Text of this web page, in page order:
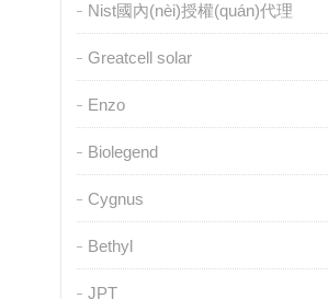
Nist國內(nèi)授權(quán)代理
Greatcell solar
Enzo
Biolegend
Cygnus
Bethyl
JPT